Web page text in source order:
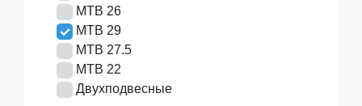
Мототехника
MTB 26
MTB 29
MTB 27.5
MTB 22
Двухподвесные